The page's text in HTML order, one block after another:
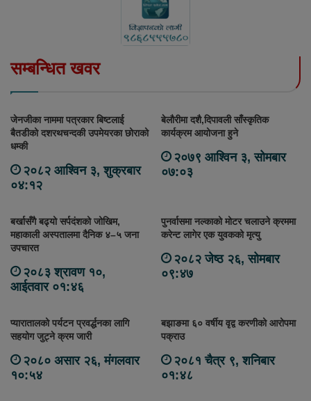
सम्बन्धित खवर
जेनजीका नाममा पत्रकार बिष्टलाई
बैतडीको दशरथचन्दकी उपमेयरका छोराको
धम्की
२०८२ आश्विन ३, शुक्रबार
०४:१२
बेलौरीमा दशै,दिपावली साँस्कृतिक
कार्यक्रम आयोजना हुने
२०७९ आश्विन ३, सोमबार
०७:०३
बर्खासँगै बढ्यो सर्पदंशको जोखिम,
महाकाली अस्पतालमा दैनिक ४–५ जना
उपचारत
२०८३ श्रावण १०,
आईतवार ०१:४६
पुनर्वासमा नल्काको मोटर चलाउने क्रममा
करेन्ट लागेर एक युवकको मृत्यु
२०८२ जेष्ठ २६, सोमबार
०९:४७
प्यारातालको पर्यटन प्रवर्द्धनका लागि
सहयोग जुट्ने क्रम जारी
२०८० असार २६, मंगलवार
१०:५४
बझाङमा ६० वर्षीय वृद्व करणीको आरोपमा
पक्राउ
२०८१ चैत्र ९, शनिबार
०१:४८